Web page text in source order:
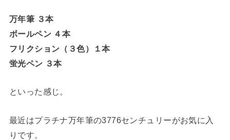
万年筆 ３本
ボールペン ４本
フリクション（３色）１本
蛍光ペン ３本
といった感じ。
最近はプラチナ万年筆の3776センチュリーがお気に入
りです。